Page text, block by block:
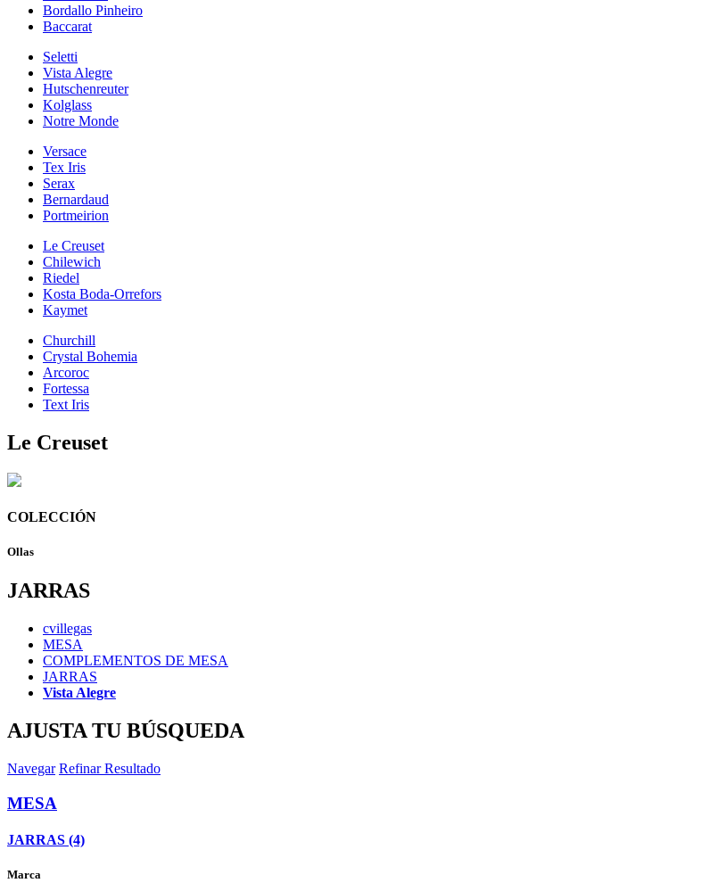
Bordallo Pinheiro
Baccarat
Seletti
Vista Alegre
Hutschenreuter
Kolglass
Notre Monde
Versace
Tex Iris
Serax
Bernardaud
Portmeirion
Le Creuset
Chilewich
Riedel
Kosta Boda-Orrefors
Kaymet
Churchill
Crystal Bohemia
Arcoroc
Fortessa
Text Iris
Le Creuset
COLECCIÓN
Ollas
JARRAS
cvillegas
MESA
COMPLEMENTOS DE MESA
JARRAS
Vista Alegre
AJUSTA TU BÚSQUEDA
Navegar Refinar Resultado
MESA
JARRAS (4)
Marca